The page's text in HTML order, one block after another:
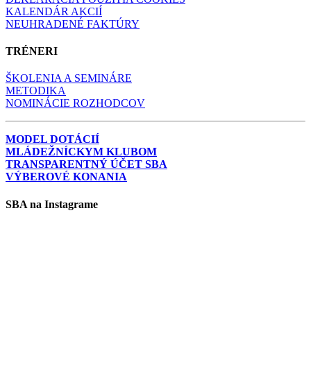
KALENDÁR AKCIÍ
NEUHRADENÉ FAKTÚRY
TRÉNERI
ŠKOLENIA A SEMINÁRE
METODIKA
NOMINÁCIE ROZHODCOV
MODEL DOTÁCIÍ
MLÁDEŽNÍCKYM KLUBOM
TRANSPARENTNÝ ÚČET SBA
VÝBEROVÉ KONANIA
SBA na Instagrame